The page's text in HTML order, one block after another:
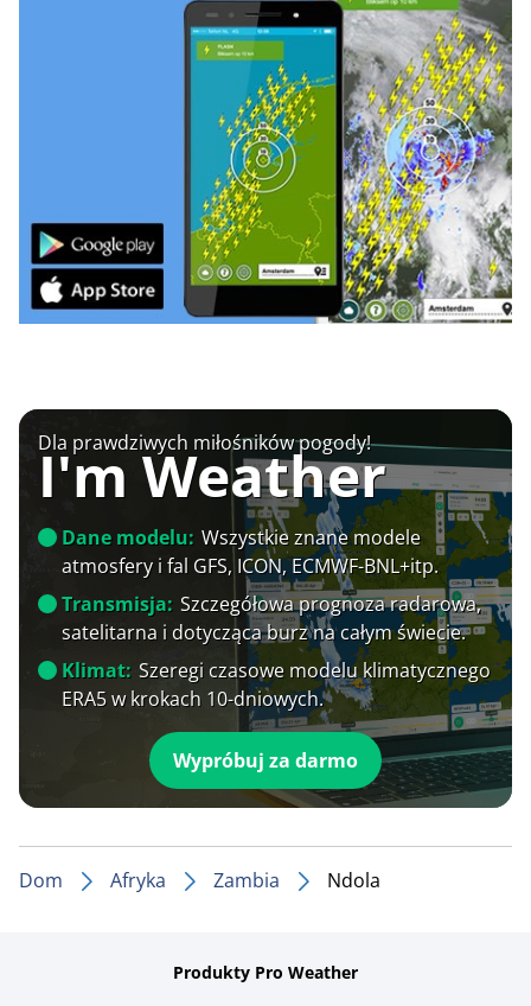
Dla prawdziwych miłośników pogody!
I'm Weather
Dane modelu: Wszystkie znane modele
atmosfery i fal GFS, ICON, ECMWF-BNL+itp.
Transmisja: Szczegółowa prognoza radarowa,
satelitarna i dotycząca burz na całym świecie.
Klimat: Szeregi czasowe modelu klimatycznego
ERA5 w krokach 10-dniowych.
Wypróbuj za darmo
Dom Afryka Zambia Ndola
Produkty Pro Weather